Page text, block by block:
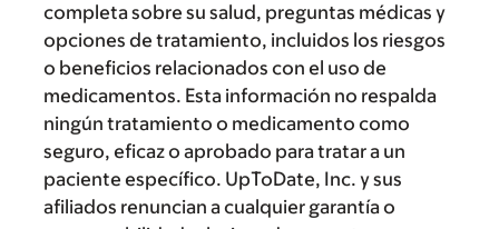
completa sobre su salud, preguntas médicas y
opciones de tratamiento, incluidos los riesgos
o beneficios relacionados con el uso de
medicamentos. Esta información no respalda
ningún tratamiento o medicamento como
seguro, eficaz o aprobado para tratar a un
paciente específico. UpToDate, Inc. y sus
afiliados renuncian a cualquier garantía o